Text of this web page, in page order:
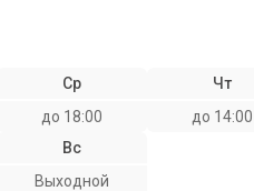
Ср
до 18:00
Чт
до 14:00
Вс
Выходной